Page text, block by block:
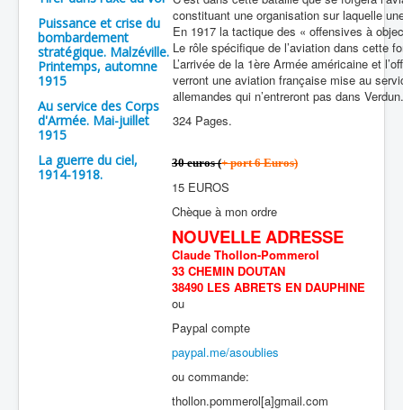
Puissance et crise du
bombardement
stratégique. Malzéville.
Printemps, automne
1915
Au service des Corps
d'Armée. Mai-juillet
1915
La guerre du ciel,
1914-1918.
constituant une organisation sur laquelle
En 1917 la tactique des « offensives à
Le rôle spécifique de l’aviation dans cette
L’arrivée de la 1ère Armée américaine et
verront une aviation française mise au
allemandes qui n’entreront pas dans Verdun.
324 Pages.
30 euros (+ port 6 Euros)
15 EUROS
Chèque à mon ordre
NOUVELLE ADRESSE
Claude Thollon-Pommerol
33 CHEMIN DOUTAN
38490 LES ABRETS EN DAUPHINE
ou
Paypal compte
paypal.me/asoublies
ou commande:
thollon.pommerol[a]gmail.com